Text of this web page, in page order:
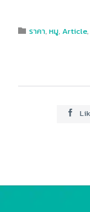
 Category
ราคา, หมู, Article,
